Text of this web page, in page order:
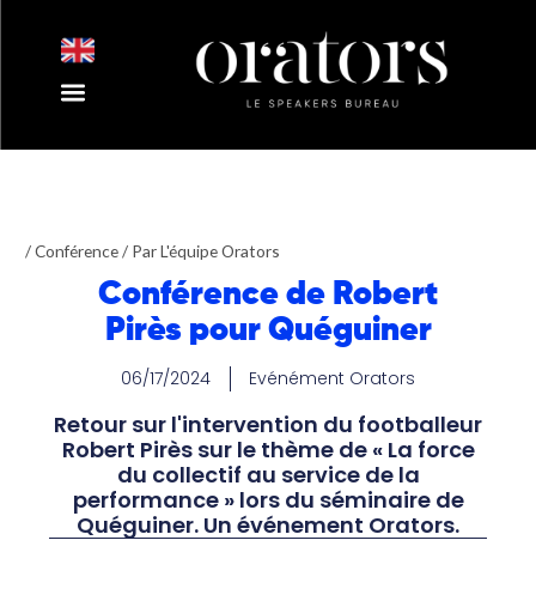
/Conférence/ ParL'équipe Orators
Conférence de Robert
Pirès pour Quéguiner
06/17/2024 Evénément Orators
Retour sur l'intervention du footballeur
Robert Pirès sur le thème de « La force
du collectif au service de la
performance » lors du séminaire de
Quéguiner. Un événement Orators.